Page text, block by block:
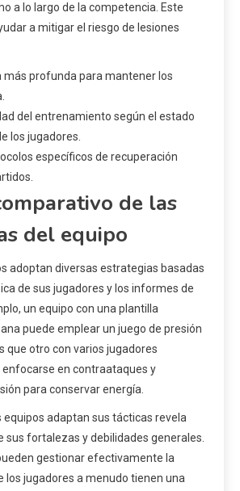
a lo largo de la competencia. Este
a mitigar el riesgo de lesiones
más profunda para mantener los
del entrenamiento según el estado
los jugadores.
específicos de recuperación
de las
del equipo
adoptan diversas estrategias basadas
de sus jugadores y los informes de
un equipo con una plantilla
puede emplear un juego de presión
que otro con varios jugadores
enfocarse en contraataques y
para conservar energía.
adaptan sus tácticas revela
sus fortalezas y debilidades generales.
gestionar efectivamente la
los jugadores a menudo tienen una